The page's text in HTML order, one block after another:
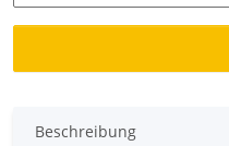
Beschreibung